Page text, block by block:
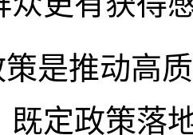
是推动高
既定政策落